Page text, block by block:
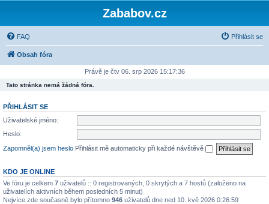
Zababov.cz
FAQ Přihlásit se
Obsah fóra
Právě je čtv 06. srp 2026 15:17:36
Tato stránka nemá žádná fóra.
PŘIHLÁSIT SE
Uživatelské jméno:
Heslo:
Zapomněl(a) jsem heslo Přihlásit mě automaticky při každé návštěvě
KDO JE ONLINE
Ve fóru je celkem 7 uživatelů :: 0 registrovaných, 0 skrytých a 7 hostů (založeno na
uživatelích aktivních během posledních 5 minut)
Nejvíce zde současně bylo přítomno 946 uživatelů dne ned 10. kvě 2026 0:26:59